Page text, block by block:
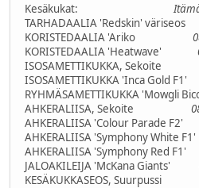
Kesäkukat:
TARHADAALIA 'Redskin' väriseos
KORISTEDAALIA 'Ariko
KORISTEDAALIA 'Heatwave'
ISOSAMETTIKUKKA, Sekoite
ISOSAMETTIKUKKA 'Inca Gold F1'
RYHMÄSAMETTIKUKKA 'Mowgli
AHKERALIISA, Sekoite
AHKERALIISA 'Colour Parade F2'
AHKERALIISA 'Symphony White F1'
AHKERALIISA 'Symphony Red F1'
JALOAKILEIJA 'McKana Giants'
KESÄKUKKASEOS, Suurpussi